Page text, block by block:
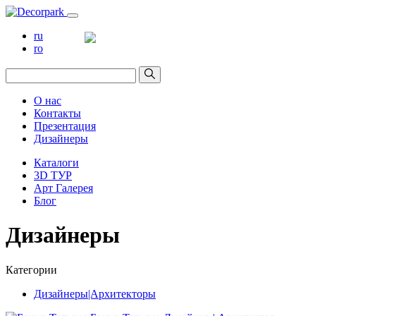
ru
ro
О нас
Контакты
Презентация
Дизайнеры
Каталоги
3D ТУР
Арт Галерея
Блог
Дизайнеры
Категории
Дизайнеры|Архитекторы